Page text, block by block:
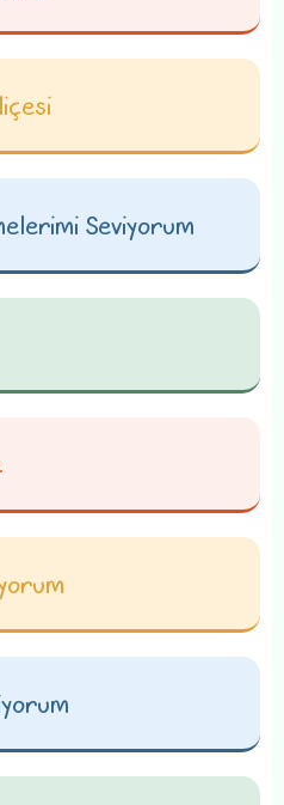
Seviyorum